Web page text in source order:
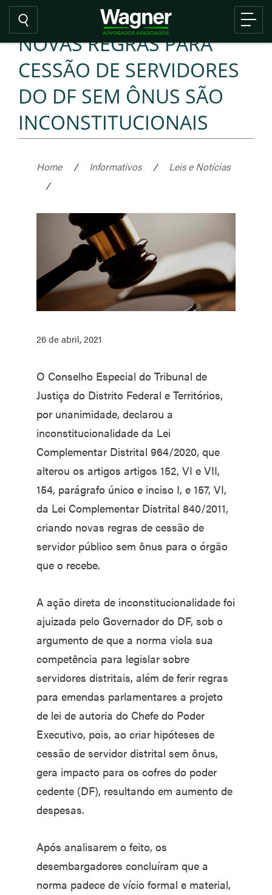
NOVAS REGRAS PARA
CESSÃO DE SERVIDORES
DO DF SEM ÔNUS SÃO
INCONSTITUCIONAIS
Home / Informativos /
Leis e Notícias
/
26 de abril, 2021
O Conselho Especial do Tribunal de
Justiça do Distrito Federal e Territórios,
por unanimidade, declarou a
inconstitucionalidade da Lei
Complementar Distrital 964/2020, que
alterou os artigos artigos 152, VI e VII,
154, parágrafo único e inciso I, e 157, VI,
da Lei Complementar Distrital 840/2011,
criando novas regras de cessão de
servidor público sem ônus para o órgão
que o recebe.
A ação direta de inconstitucionalidade foi
ajuizada pelo Governador do DF, sob o
argumento de que a norma viola sua
competência para legislar sobre
servidores distritais, além de ferir regras
para emendas parlamentares a projeto
de lei de autoria do Chefe do Poder
Executivo, pois, ao criar hipóteses de
cessão de servidor distrital sem ônus,
gera impacto para os cofres do poder
cedente (DF), resultando em aumento de
despesas.
Após analisarem o feito, os
desembargadores concluíram que a
norma padece de vício formal e material,